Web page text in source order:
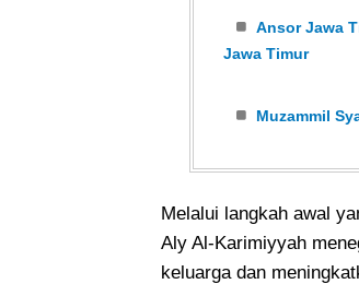
Ansor Jawa
Jawa Timur
Muzammil
Melalui langkah awal
Aly Al-Karimiyyah
keluarga dan